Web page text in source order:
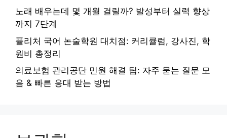
노래 배우는데 몇 개월 걸릴까? 발성부터 실력 향상
까지 7단계
퓰리처 국어 논술학원 대치점: 커리큘럼, 강사진, 학
원비 총정리
의료보험 관리공단 민원 해결 팁: 자주 묻는 질문 모
음 & 빠른 응대 받는 방법